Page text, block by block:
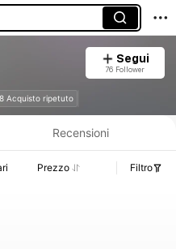
Segui
76 Follower
Acquisto ripetuto
Recensioni
Prezzo Filtro